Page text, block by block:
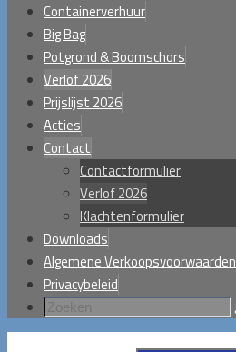
Containerverhuur
Big Bag
Potgrond & Boomschors
Verlof 2026
Prijslijst 2026
Acties
Contact
Contactformulier
Verlof 2026
Klachtenformulier
Downloads
Algemene Verkoopsvoorwaarden
Privacybeleid
naar: